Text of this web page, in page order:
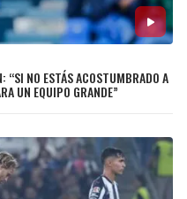
“SI NO ESTÁS ACOSTUMBRADO A
UN EQUIPO GRANDE”